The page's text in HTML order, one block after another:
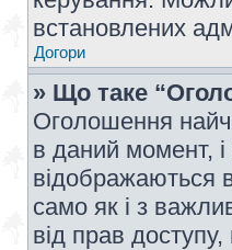
встановлених
Догори
» Що таке
Оголошення
в даний момент,
відображаються
само як і з
від прав